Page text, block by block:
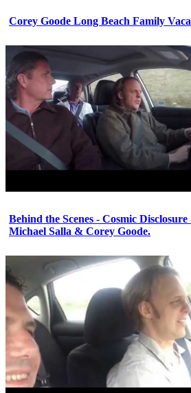
Corey Goode Long Beach Family
Behind the Scenes - Cosmic
Michael Salla & Corey Goode.